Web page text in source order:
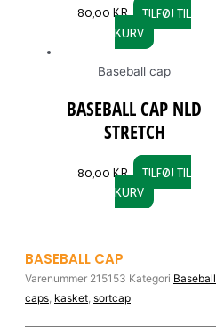
80,00KR.
TILFØJ TIL
KURV
Baseball cap
BASEBALL CAP NLD
STRETCH
80,00KR.
TILFØJ TIL
KURV
BASEBALL CAP
Varenummer 215153 Kategori
caps, kasket, sortcap